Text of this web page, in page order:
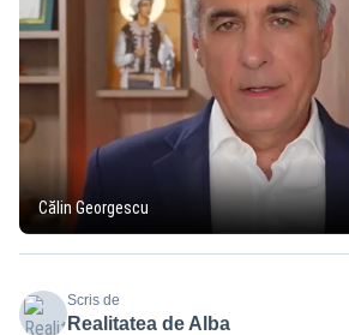
Călin Georgescu
Scris de
Realitatea de Alba